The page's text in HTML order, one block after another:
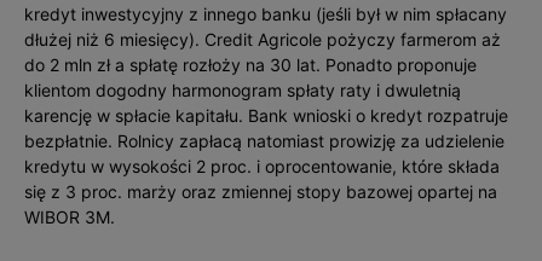
kredyt inwestycyjny z innego banku (jeśli był w nim spłacany
dłużej niż 6 miesięcy). Credit Agricole pożyczy farmerom aż
do 2 mln zł a spłatę rozłoży na 30 lat. Ponadto proponuje
klientom dogodny harmonogram spłaty raty i dwuletnią
karencję w spłacie kapitału. Bank wnioski o kredyt rozpatruje
bezpłatnie. Rolnicy zapłacą natomiast prowizję za udzielenie
kredytu w wysokości 2 proc. i oprocentowanie, które składa
się z 3 proc. marży oraz zmiennej stopy bazowej opartej na
WIBOR 3M.